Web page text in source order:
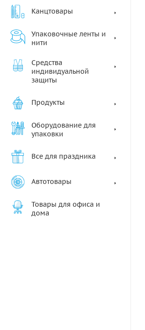
Канцтовары
Упаковочные ленты и
нити
Средства
индивидуальной
защиты
Продукты
Оборудование для
упаковки
Все для праздника
Автотовары
Товары для офиса и
дома